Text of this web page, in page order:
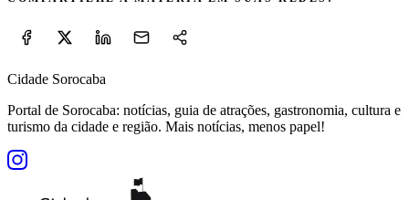
Cidade Sorocaba
Portal de Sorocaba: notícias, guia de atrações, gastronomia, cultura e
turismo da cidade e região. Mais notícias, menos papel!